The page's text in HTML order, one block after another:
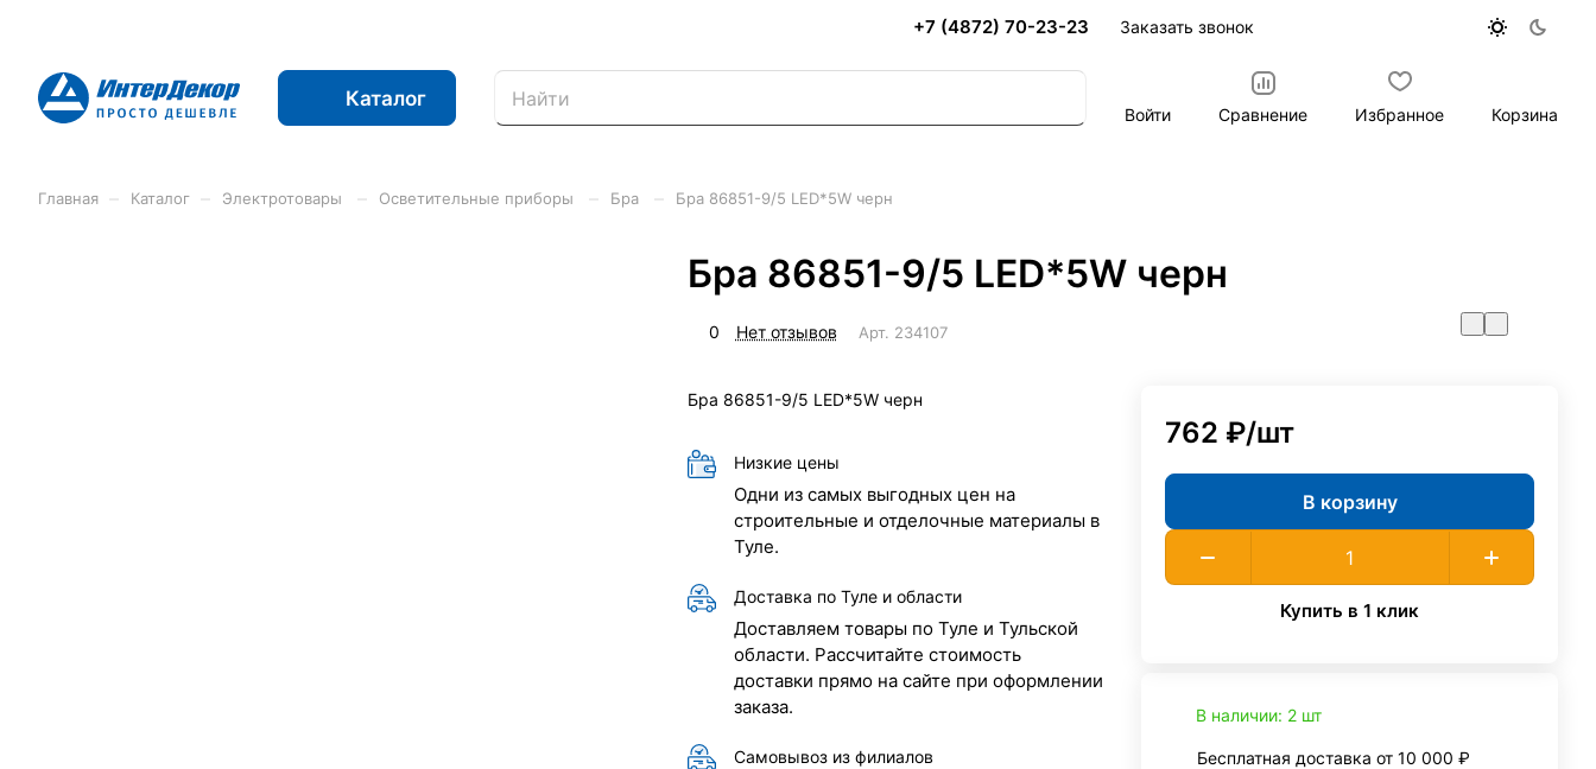
+7 (4872) 70-23-23 Заказать звонок
Каталог
Войти Сравнение Избранное Корзина
Главная Каталог Электротовары Осветительные приборы Бра Бра 86851-9/5 LED*5W черн
Бра 86851-9/5 LED*5W черн
0 Нет отзывов Арт. 234107
Бра 86851-9/5 LED*5W черн
Низкие цены
Одни из самых выгодных цен на
строительные и отделочные материалы в
Туле.
Доставка по Туле и области
Доставляем товары по Туле и Тульской
области. Рассчитайте стоимость
доставки прямо на сайте при оформлении
заказа.
Самовывоз из филиалов
762 ₽/шт
В корзину
Купить в 1 клик
В наличии: 2 шт
Бесплатная доставка от 10 000 ₽